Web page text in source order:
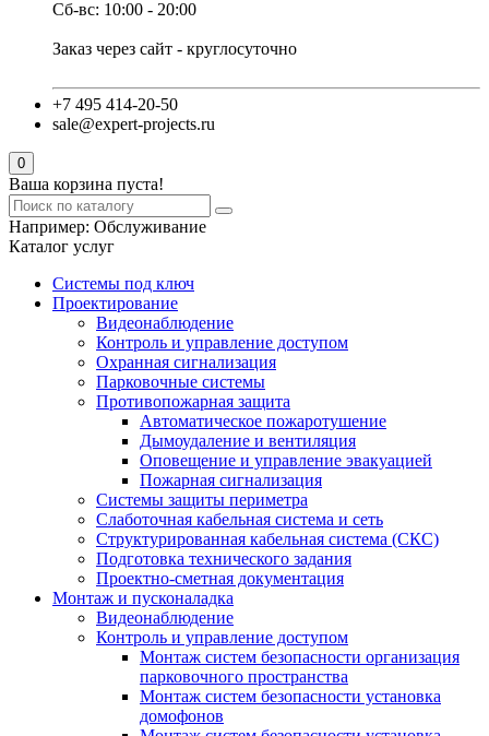
Сб-вс: 10:00 - 20:00
Заказ через сайт - круглосуточно
+7 495 414-20-50
sale@expert-projects.ru
0
Ваша корзина пуста!
Например: Обслуживание
Каталог услуг
Системы под ключ
Проектирование
Видеонаблюдение
Контроль и управление доступом
Охранная сигнализация
Парковочные системы
Противопожарная защита
Автоматическое пожаротушение
Дымоудаление и вентиляция
Оповещение и управление эвакуацией
Пожарная сигнализация
Системы защиты периметра
Слаботочная кабельная система и сеть
Структурированная кабельная система (СКС)
Подготовка технического задания
Проектно-сметная документация
Монтаж и пусконаладка
Видеонаблюдение
Контроль и управление доступом
Монтаж систем безопасности организация
парковочного пространства
Монтаж систем безопасности установка
домофонов